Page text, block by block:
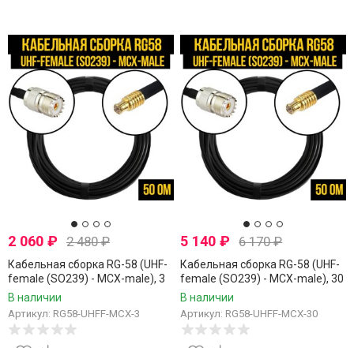
2 060 ₽ 2 480₽
Кабельная сборка RG-58 (UHF-
female (SO239) - MCX-male), 3
метра
В наличии
Артикул: RG58-UHFF-MCX-3
5 140₽ 6 170₽
Кабельная сборка RG-58 (UHF-
female (SO239) - MCX-male), 30
метров
В наличии
Артикул: RG58-UHFF-MCX-30